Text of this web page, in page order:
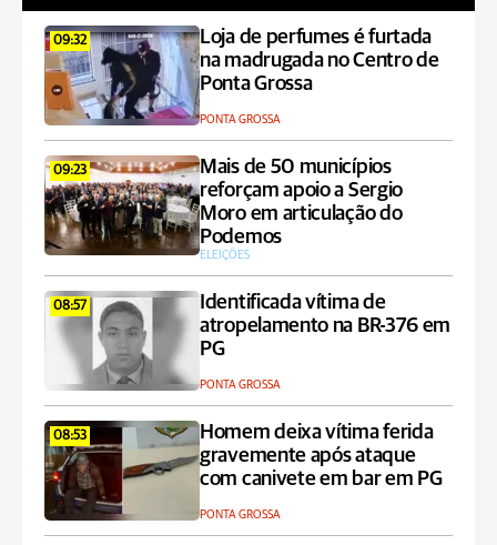
09:32
Loja de perfumes é furtada
na madrugada no Centro de
Ponta Grossa
PONTA GROSSA
09:23
Mais de 50 municípios
reforçam apoio a Sergio
Moro em articulação do
Podemos
ELEIÇÕES
08:57
Identificada vítima de
atropelamento na BR-376 em
PG
PONTA GROSSA
08:53
Homem deixa vítima ferida
gravemente após ataque
com canivete em bar em PG
PONTA GROSSA